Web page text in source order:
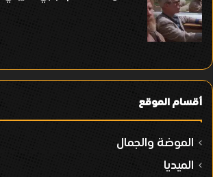
أقسام الموقع
الموضة والجمال
الميديا